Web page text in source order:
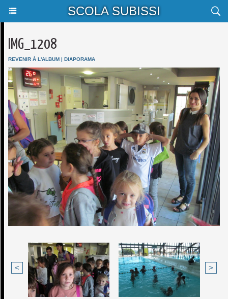
SCOLA SUBISSI
IMG_1208
REVENIR À L'ALBUM | DIAPORAMA
< >